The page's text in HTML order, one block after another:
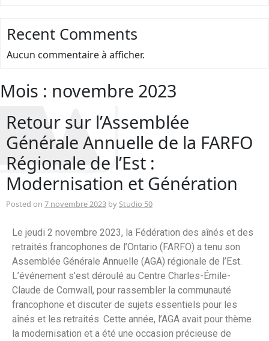
Recent Comments
Aucun commentaire à afficher.
Mois : novembre 2023
Retour sur l’Assemblée
Générale Annuelle de la FARFO
Régionale de l’Est :
Modernisation et Génération
Posted on 7 novembre 2023 by Studio 50
Le jeudi 2 novembre 2023, la Fédération des aînés et des
retraités francophones de l’Ontario (FARFO) a tenu son
Assemblée Générale Annuelle (AGA) régionale de l’Est.
L’événement s’est déroulé au Centre Charles-Émile-
Claude de Cornwall, pour rassembler la communauté
francophone et discuter de sujets essentiels pour les
aînés et les retraités. Cette année, l’AGA avait pour thème
la modernisation et a été une occasion précieuse de